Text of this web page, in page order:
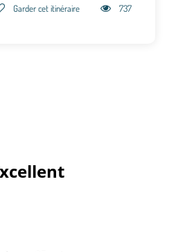
Garder cet itinéraire 737